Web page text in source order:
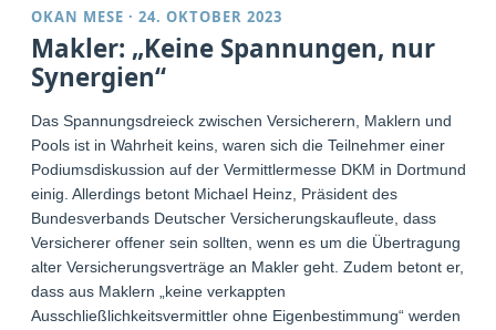
OKAN MESE ·24. OKTOBER 2023
Makler: „Keine Spannungen, nur
Synergien“
Das Spannungsdreieck zwischen Versicherern, Maklern und
Pools ist in Wahrheit keins, waren sich die Teilnehmer einer
Podiumsdiskussion auf der Vermittlermesse DKM in Dortmund
einig. Allerdings betont Michael Heinz, Präsident des
Bundesverbands Deutscher Versicherungskaufleute, dass
Versicherer offener sein sollten, wenn es um die Übertragung
alter Versicherungsverträge an Makler geht. Zudem betont er,
dass aus Maklern „keine verkappten
Ausschließlichkeitsvermittler ohne Eigenbestimmung“ werden